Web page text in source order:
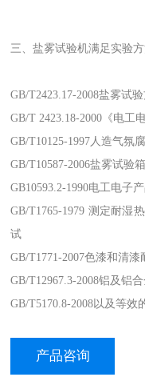
三、盐雾试验机满足实验方
GB/T2423.17-2008盐雾试
GB/T 2423.18-2000《电工
GB/T10125-1997人造气氛
GB/T10587-2006盐雾试验
GB10593.2-1990电工电子
GB/T1765-1979 测定耐湿
试
GB/T1771-2007色漆和清
GB/T12967.3-2008铝及铝
GB/T5170.8-2008以及等
产品咨询